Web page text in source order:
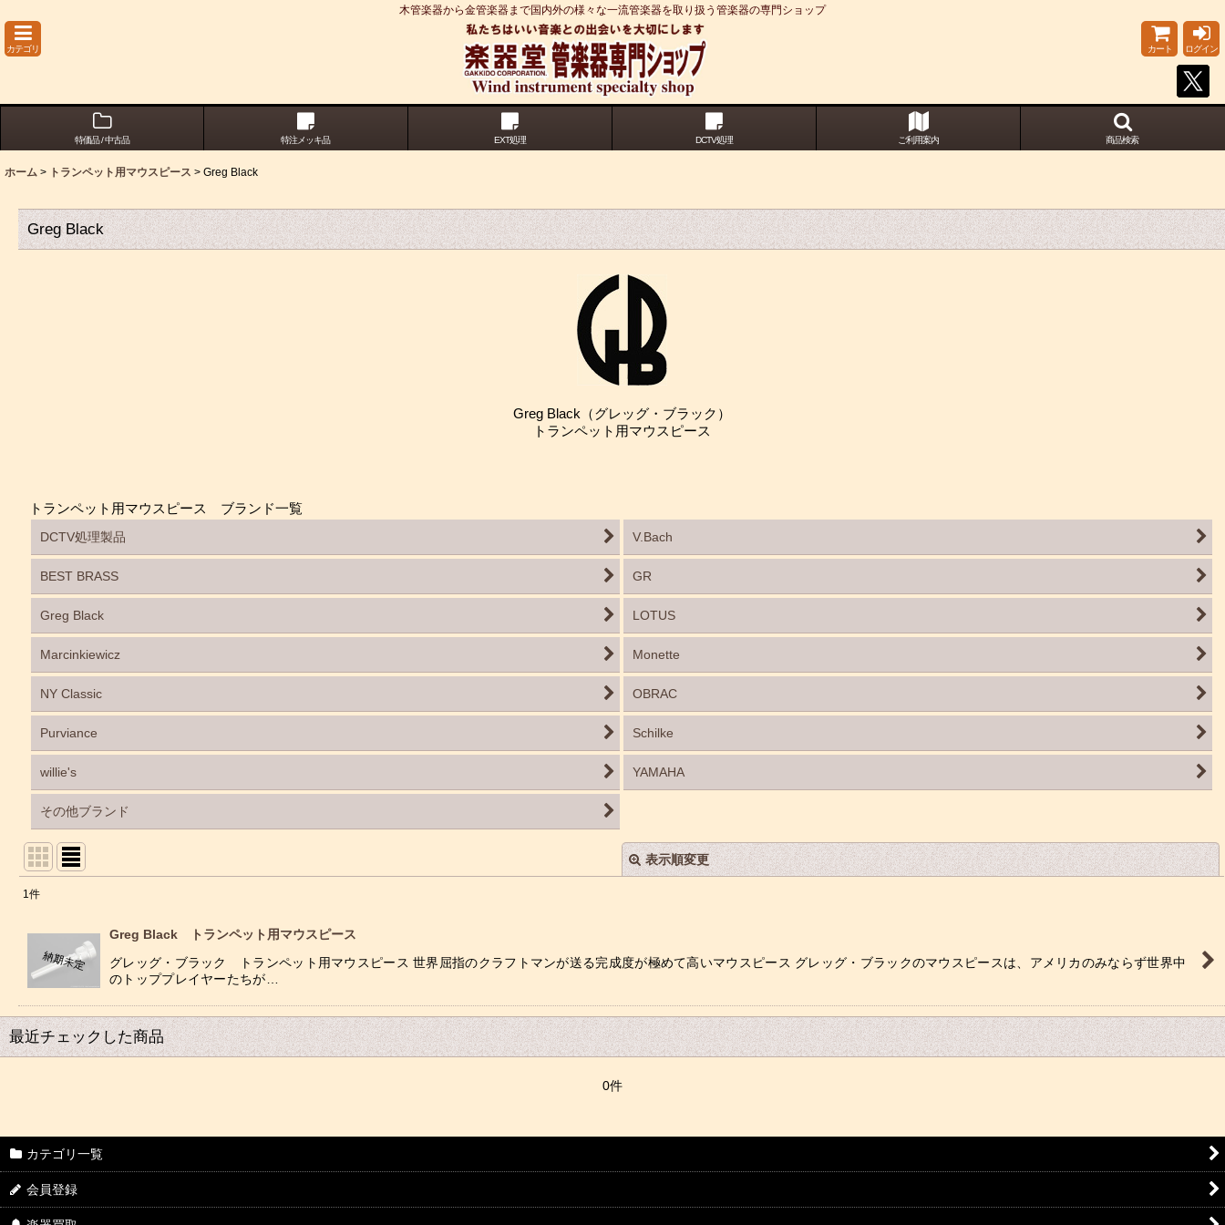
木管楽器から金管楽器まで国内外の様々な一流管楽器を取り扱う管楽器の専門ショップ
カテゴリ カート ログイン
特価品 / 中古品 特注メッキ品 EXT処理 DCTV処理 ご利用案内 商品検索
ホーム > トランペット用マウスピース > Greg Black
Greg Black
Greg Black（グレッグ・ブラック）
トランペット用マウスピース
トランペット用マウスピース ブランド一覧
DCTV処理製品
V.Bach
BEST BRASS GR
Greg Black LOTUS
Marcinkiewicz Monette
NY Classic OBRAC
Purviance Schilke
willie's YAMAHA
その他ブランド
表示順変更
並び順:
絞り込む
閉じる
1 件
Greg Black トランペット用マウスピース
グレッグ・ブラック トランペット用マウスピース 世界屈指のクラフトマンが送る完成度が極めて高いマウスピース グレッグ・ブラックのマウスピースは、アメリカのみならず世界中
のトッププレイヤーたちが…
最近チェックした商品
0件
カテゴリ一覧
会員登録